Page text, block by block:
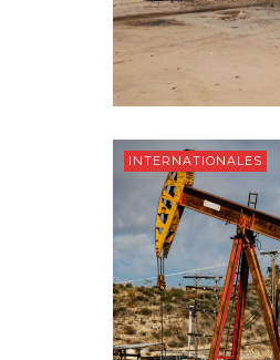
INTERNATIONALES